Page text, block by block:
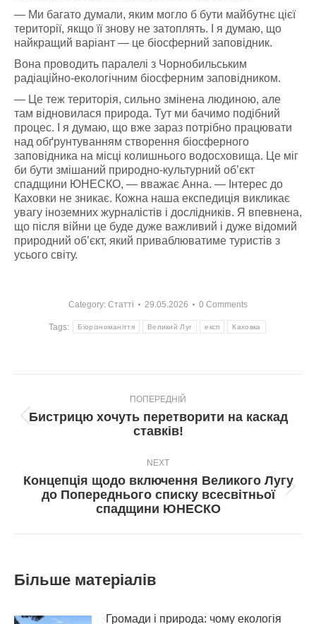
— Ми багато думали, яким могло б бути майбутнє цієї
території, якщо її знову не затоплять. І я думаю, що
найкращий варіант — це біосферний заповідник.
Вона проводить паралелі з Чорнобильським
радіаційно-екологічним біосферним заповідником.
— Це теж територія, сильно змінена людиною, але
там відновилася природа. Тут ми бачимо подібний
процес. І я думаю, що вже зараз потрібно працювати
над обґрунтуванням створення біосферного
заповідника на місці колишнього водосховища. Це міг
би бути змішаний природно-культурний об’єкт
спадщини ЮНЕСКО, — вважає Анна. — Інтерес до
Каховки не зникає. Кожна наша експедиція викликає
увагу іноземних журналістів і дослідників. Я впевнена,
що після війни це буде дуже важливий і дуже відомий
природний об’єкт, який приваблюватиме туристів з
усього світу.
Category: Статті 29.05.2026 0 Comments
Tags: Біорізноманіття Великий Луг експ Каховка
navigation
ПОПЕРЕДНІЙ
Попередній
пост:
Бистрицю хочуть перетворити на каскад
ставків!
NEXT
Next
post:
Концепція щодо включення Великого Лугу
до Попереднього списку всесвітньої
спадщини ЮНЕСКО
Більше матеріалів
Громади і природа: чому екологія